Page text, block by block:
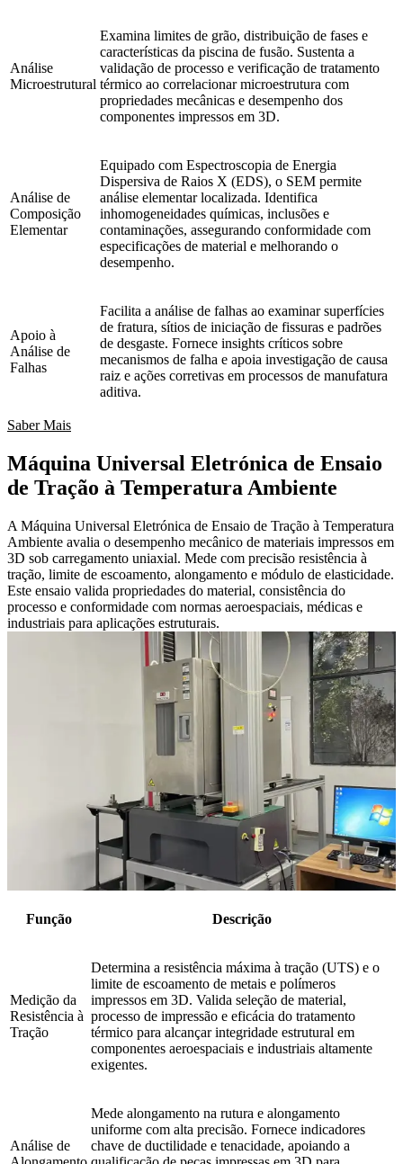
Análise
Microestrutural
Examina limites de grão, distribuição de fases e
características da piscina de fusão. Sustenta a
validação de processo e verificação de tratamento
térmico ao correlacionar microestrutura com
propriedades mecânicas e desempenho dos
componentes impressos em 3D.
Análise de
Composição
Elementar
Equipado com Espectroscopia de Energia
Dispersiva de Raios X (EDS), o SEM permite
análise elementar localizada. Identifica
inhomogeneidades químicas, inclusões e
contaminações, assegurando conformidade com
especificações de material e melhorando o
desempenho.
Apoio à
Análise de
Falhas
Facilita a análise de falhas ao examinar superfícies
de fratura, sítios de iniciação de fissuras e padrões
de desgaste. Fornece insights críticos sobre
mecanismos de falha e apoia investigação de causa
raiz e ações corretivas em processos de manufatura
aditiva.
Saber Mais
Máquina Universal Eletrónica de Ensaio
de Tração à Temperatura Ambiente
A Máquina Universal Eletrónica de Ensaio de Tração à Temperatura
Ambiente avalia o desempenho mecânico de materiais impressos em
3D sob carregamento uniaxial. Mede com precisão resistência à
tração, limite de escoamento, alongamento e módulo de elasticidade.
Este ensaio valida propriedades do material, consistência do
processo e conformidade com normas aeroespaciais, médicas e
industriais para aplicações estruturais.
Função Descrição
Medição da
Resistência à
Tração
Determina a resistência máxima à tração (UTS) e o
limite de escoamento de metais e polímeros
impressos em 3D. Valida seleção de material,
processo de impressão e eficácia do tratamento
térmico para alcançar integridade estrutural em
componentes aeroespaciais e industriais altamente
exigentes.
Análise de
Mede alongamento na rutura e alongamento
uniforme com alta precisão. Fornece indicadores
chave de ductilidade e tenacidade, apoiando a